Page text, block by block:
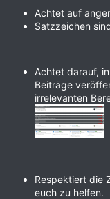
Achtet auf
Satzzeichen
Achtet darauf,
Beiträge
irrelevanten
Respektiert die
euch zu helfen.